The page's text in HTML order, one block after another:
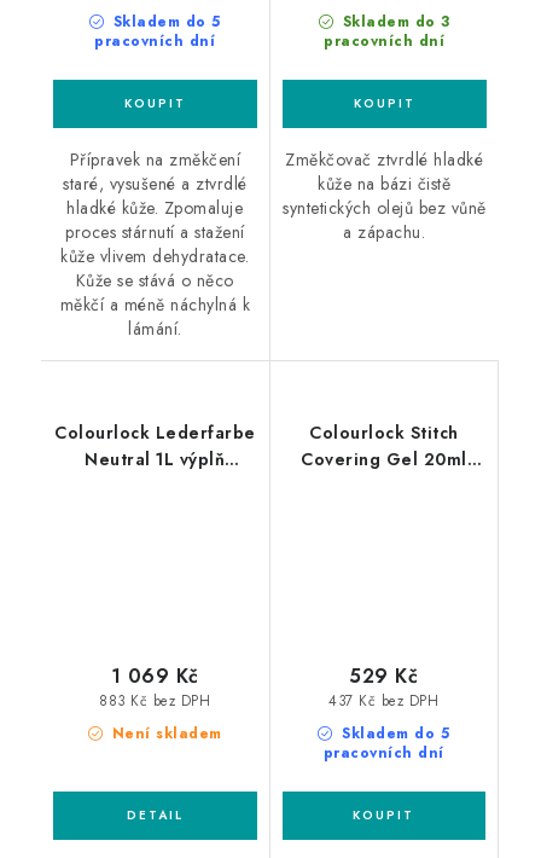
Skladem do 5
pracovních dní
Přípravek na změkčení
staré, vysušené a ztvrdlé
hladké kůže. Zpomaluje
proces stárnutí a stažení
kůže vlivem dehydratace.
Kůže se stává o něco
měkčí a méně náchylná k
lámání.
Skladem do 3
pracovních dní
Změkčovač ztvrdlé hladké
kůže na bázi čistě
syntetických olejů bez vůně
a zápachu.
Colourlock Lederfarbe
Neutral 1L výplň
Není skladem
883 Kč bez DPH
1 069 Kč
Colourlock Stitch
Covering Gel 20ml
Skladem do 5
pracovních dní
437 Kč bez DPH
529 Kč